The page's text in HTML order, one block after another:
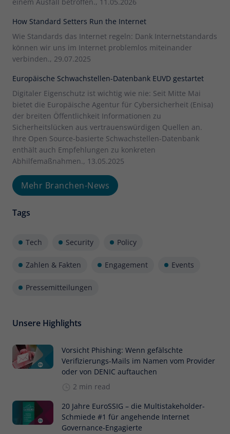
einem Ausfall betroffen., 11.05.2026
How Standard Setters Run the Internet
Wie Standards das Internet regeln: Dank Internetstandards
können wir uns im Internet problemlos miteinander
verbinden., 29.07.2025
Europäische Schwachstellen-Datenbank EUVD gestartet
Digitaler Eigenschutz ist wichtig wie nie: Seit Mitte Mai
bietet die Europäische Agentur für Cybersicherheit (Enisa)
der breiten Öffentlichkeit Informationen zu
Sicherheitslücken aus vertrauenswürdigen Quellen an.
Ihre Open Source-basierte Schwachstellen-Datenbank
enthält auch Empfehlungen zu konkreten
Abhilfemaßnahmen., 13.05.2025
Mehr Branchen-News
Tags
Tech Security Policy
Zahlen & Fakten Engagement Events
Pressemitteilungen
Unsere Highlights
Vorsicht Phishing: Wenn gefälschte
Verifizierungs-Mails im Namen vom Provider
oder von DENIC auftauchen
2 min read
20 Jahre EuroSSIG – die Multistakeholder-
Schmiede #1 für angehende Internet
Governance-Engagierte